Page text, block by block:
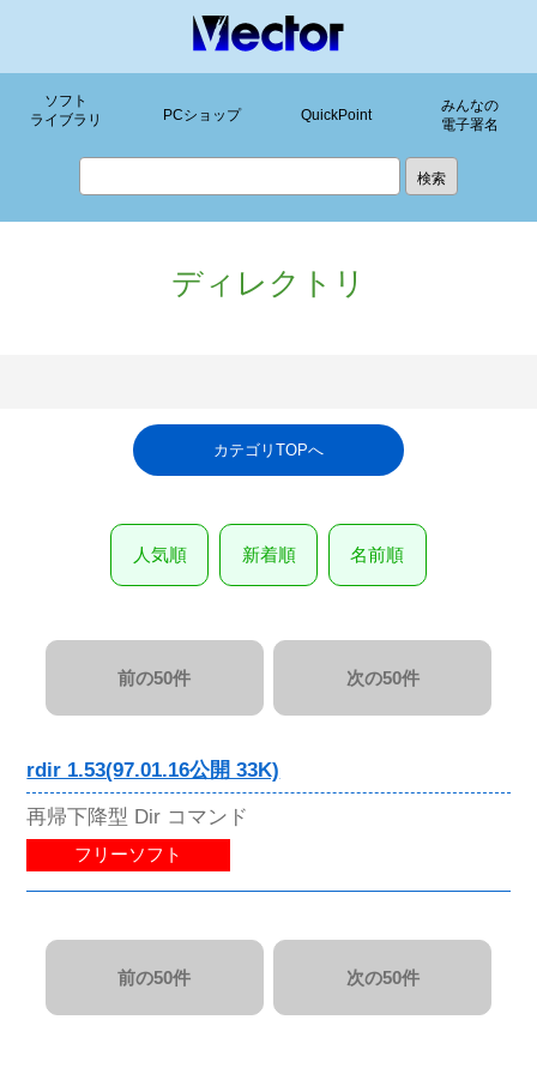
ソフト
ライブラリ
PCショップ QuickPoint
みんなの
電子署名
ディレクトリ
カテゴリTOPへ
人気順 新着順 名前順
前の50件 次の50件
rdir 1.53(97.01.16公開 33K)
再帰下降型 Dir コマンド
フリーソフト
前の50件 次の50件